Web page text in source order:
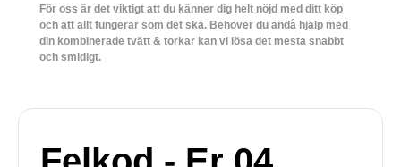
För oss är det viktigt att du känner dig helt nöjd med ditt köp
och att allt fungerar som det ska. Behöver du ändå hjälp med
din kombinerade tvätt & torkar kan vi lösa det mesta snabbt
och smidigt.